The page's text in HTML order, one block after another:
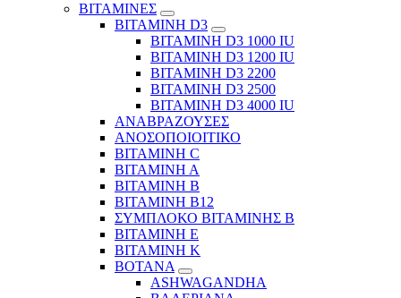
ΒΙΤΑΜΙΝΕΣ
ΒΙΤΑΜΙΝΗ D3
ΒΙΤΑΜΙΝΗ D3 1000 IU
ΒΙΤΑΜΙΝΗ D3 1200 IU
ΒΙΤΑΜΙΝΗ D3 2200
ΒΙΤΑΜΙΝΗ D3 2500
BITAMINH D3 4000 IU
ΑΝΑΒΡΑΖΟΥΣΕΣ
ΑΝΟΣΟΠΟΙΟΙΤΙΚΟ
ΒΙΤΑΜΙΝΗ C
ΒΙΤΑΜΙΝΗ Α
ΒΙΤΑΜΙΝΗ Β
ΒΙΤΑΜΙΝΗ Β12
ΣΥΜΠΛΟΚΟ ΒΙΤΑΜΙΝΗΣ Β
ΒΙΤΑΜΙΝΗ Ε
ΒΙΤΑΜΙΝΗ Κ
ΒΟΤΑΝΑ
ASHWAGANDHA